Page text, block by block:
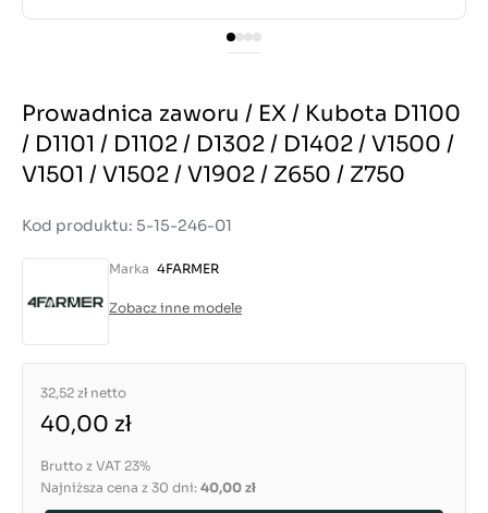
Prowadnica zaworu / EX / Kubota D1100
/ D1101 / D1102 / D1302 / D1402 / V1500 /
V1501 / V1502 / V1902 / Z650 / Z750
Kod produktu: 5-15-246-01
Marka 4FARMER
Zobacz inne modele
32,52 zł netto
40,00 zł
Brutto z VAT 23%
Najniższa cena z 30 dni: 40,00 zł